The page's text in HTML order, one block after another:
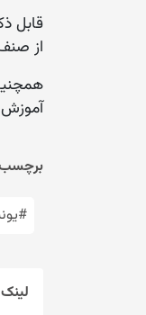
از
آموزش